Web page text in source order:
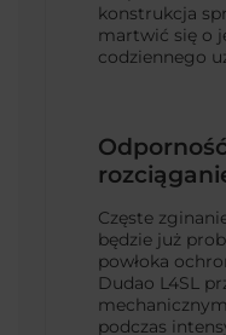
konstrukcja
martwić się o
codziennego
Częste
będzie już
powłoka
Dudao L4SL
podczas